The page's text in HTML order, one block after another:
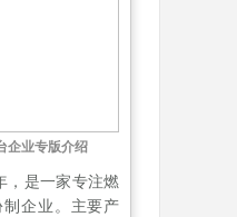
企业专版介绍
，是一家专注燃
企业。主要产